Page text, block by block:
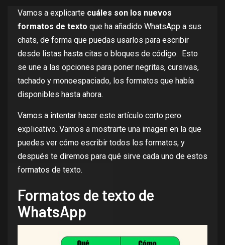
Vamos a explicarte cuáles son los nuevos
formatos de texto que ha añadido WhatsApp a sus
chats, de forma que puedas usarlos para escribir
desde listas hasta citas o bloques de código. Esto
se une a las opciones para poner negritas, cursivas,
tachado y monoespaciado, los formatos que había
disponibles hasta ahora.
Vamos a intentar hacer este artículo corto pero
explicativo. Vamos a mostrarte una imagen en la que
puedes ver cómo escribir todos los formatos, y
después te diremos para qué sirve cada uno de estos
formatos de texto.
Formatos de texto de
WhatsApp